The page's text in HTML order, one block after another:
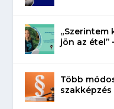
„Szerintem
jön az étel”
Több